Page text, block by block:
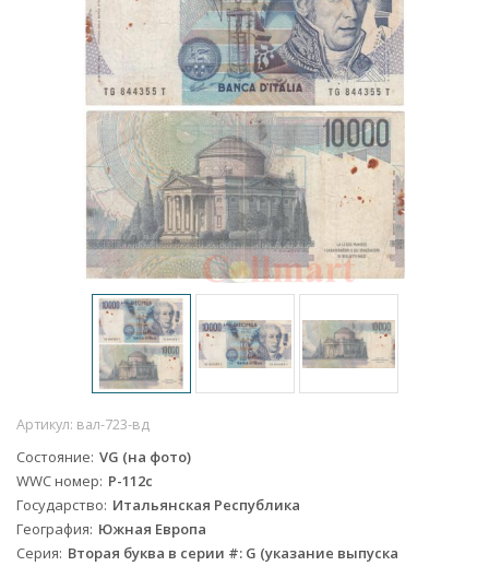
Артикул: вал-723-вд
Состояние VG (на фото)
WWC номер P-112c
Государство Итальянская Республика
География Южная Европа
Серия Вторая буква в серии #: G (указание выпуска